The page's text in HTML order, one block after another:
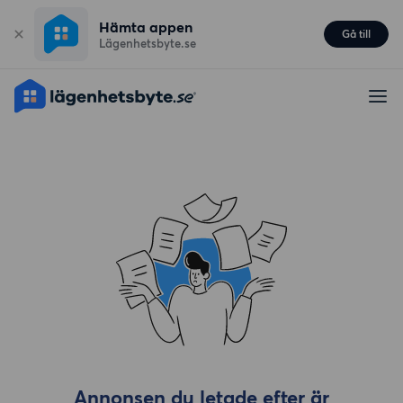
Hämta appen
Lägenhetsbyte.se
Gå till
Annonsen du letade efter är